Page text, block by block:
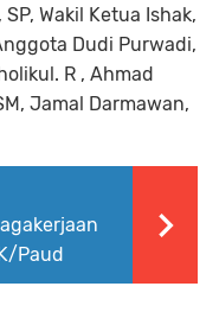
Wakil Ketua Ishak,
Dudi Purwadi,
R , Ahmad
Jamal Darmawan,
Paud